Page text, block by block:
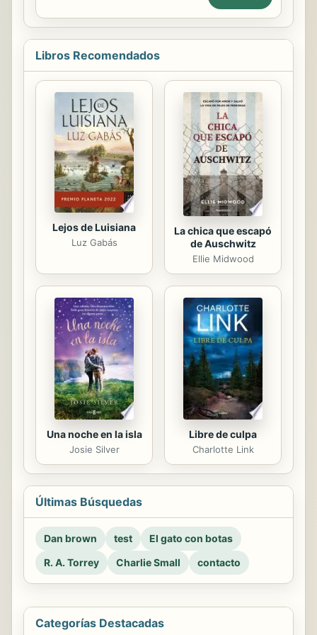
experiencia y las de otros sitios en el
manejo de pacientes en
postoperatorio de cardiopatías
congénitas. Las imágenes de las
redibujadas basadas en las imágenes
hechas por el Dr. Néstor Sandoval,
cirujano cardiovascular de la
Fundación Cardioinfantil de Bogotá
para la edición anterior. Todos los
capítulos fueron actualizados y hay
algunos capítulos y tópicos
completamente...
Libros Recomendados
Lejos de Luisiana
Luz Gabás
La chica que escapó
de Auschwitz
Ellie Midwood
Una noche en la isla
Josie Silver
Libre de culpa
Charlotte Link
Últimas Búsquedas
Dan brown test
El gato con botas
R. A. Torrey
Charlie Small contacto
Categorías Destacadas